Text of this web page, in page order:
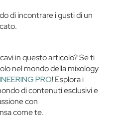
di incontrare i gusti di un
in questo articolo? Se ti
nel mondo della mixology
PRO! Esplora i
di contenuti esclusivi e
con
come te.